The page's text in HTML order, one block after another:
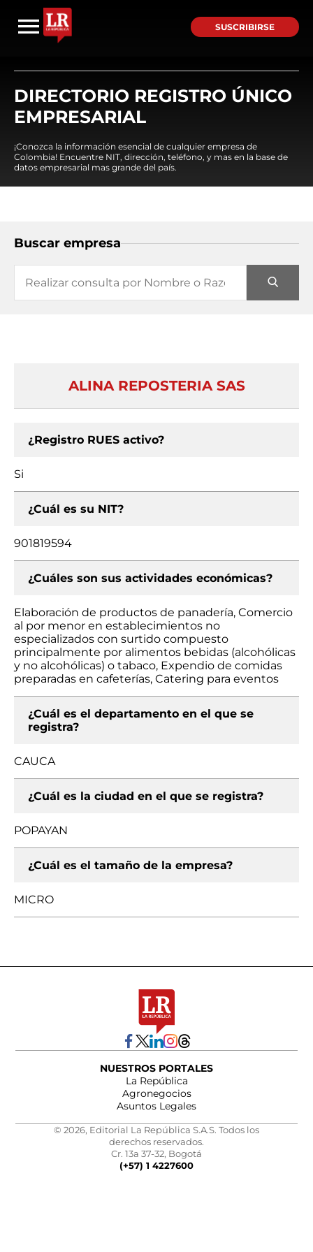
SUSCRIBIRSE
DIRECTORIO REGISTRO ÚNICO
EMPRESARIAL
¡Conozca la información esencial de cualquier empresa de
Colombia! Encuentre NIT, dirección, teléfono, y mas en la base de
datos empresarial mas grande del país.
Buscar empresa
ALINA REPOSTERIA SAS
¿Registro RUES activo?
Si
¿Cuál es su NIT?
901819594
¿Cuáles son sus actividades económicas?
Elaboración de productos de panadería, Comercio
al por menor en establecimientos no
especializados con surtido compuesto
principalmente por alimentos bebidas (alcohólicas
y no alcohólicas) o tabaco, Expendio de comidas
preparadas en cafeterías, Catering para eventos
¿Cuál es el departamento en el que se
registra?
CAUCA
¿Cuál es la ciudad en el que se registra?
POPAYAN
¿Cuál es el tamaño de la empresa?
MICRO
NUESTROS PORTALES
La República
Agronegocios
Asuntos Legales
© 2026, Editorial La República S.A.S. Todos los
derechos reservados.
Cr. 13a 37-32, Bogotá
(+57) 1 4227600